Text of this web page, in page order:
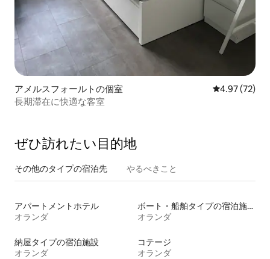
アメルスフォールトの個室 レビュー72
4.97 (72)
長期滞在に快適な客室
ぜひ訪⁠れ⁠た⁠い目⁠的⁠地
その他のタ⁠イ⁠プ⁠の宿⁠泊⁠先 やるべきこと
アパートメントホテル
オランダ
ボート・船舶タイプの宿泊施設
オランダ
納屋タイプの宿泊施設
オランダ
コテージ
オランダ